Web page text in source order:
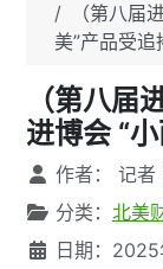
（第八届
美”产品受追
（第八届
进博会 “
文章信息
作者： 记者
分类： 北美
日期：2025